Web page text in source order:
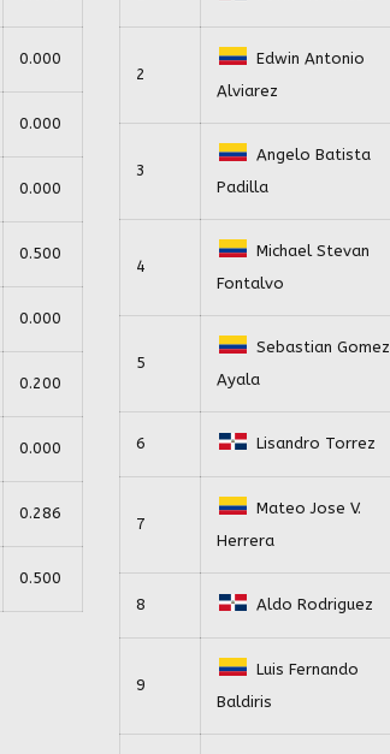
0.000
0.000
0.000
0.500
0.000
0.200
0.000
0.286
0.500
2
Edwin Antonio
Alviarez
3
Angelo Batista
Padilla
4
Michael Stevan
Fontalvo
5
Sebastian Gomez
Ayala
6 Lisandro Torrez
7
Mateo Jose V.
Herrera
8 Aldo Rodriguez
9
Luis Fernando
Baldiris